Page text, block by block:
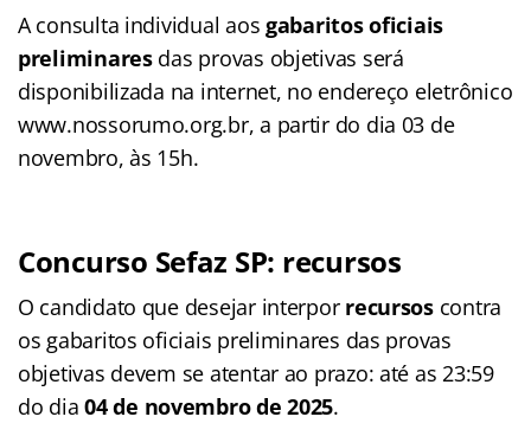
A consulta individual aos gabaritos oficiais
preliminaresdas provas objetivas será
disponibilizada na internet, no endereço eletrônico
www.nossorumo.org.br, a partir do dia 03 de
novembro, às 15h.
Concurso Sefaz SP: recursos
O candidato que desejar interpor recursos contra
os gabaritos oficiais preliminares das provas
objetivas devem se atentar ao prazo: até as 23:59
do dia04 de novembro de 2025.